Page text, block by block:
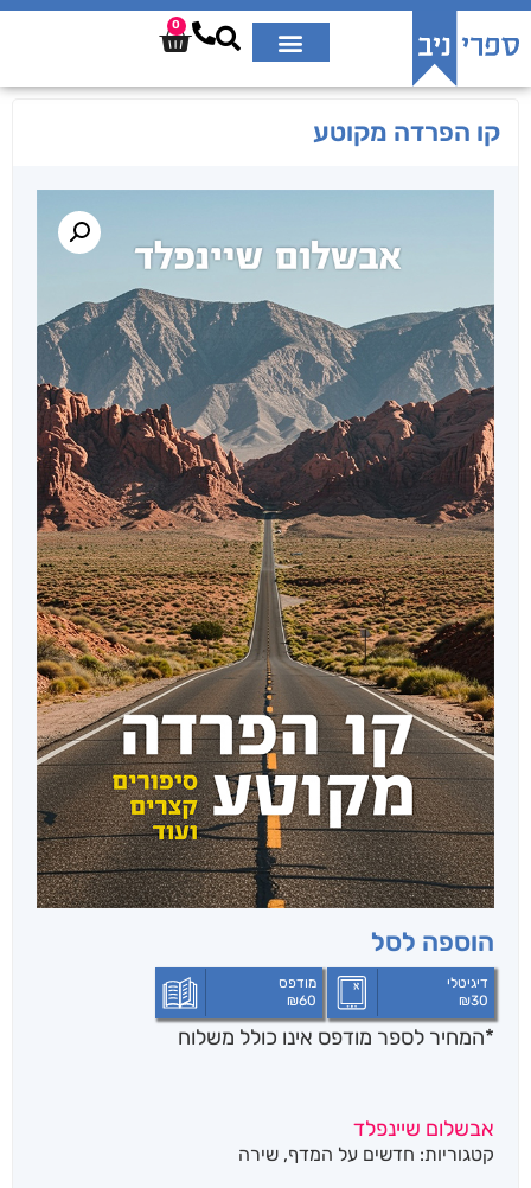
0
קו הפרדה מקוטע
הוספה לסל
דיגיטלי
₪30
מודפס
₪60
*המחיר לספר מודפס אינו כולל משלוח
אבשלום שיינפלד
קטגוריות: חדשים על המדף, שירה